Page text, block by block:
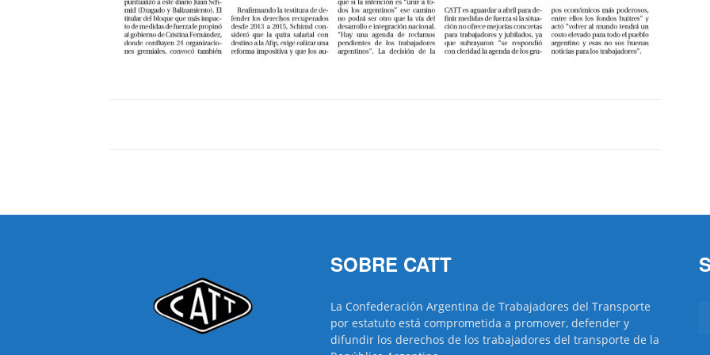
SOBRE CATT
La Confederación Argentina de Trabajadores del Transporte
por estatuto está comprometida a promover, defender y
difundir los derechos de los trabajadores del transporte de la